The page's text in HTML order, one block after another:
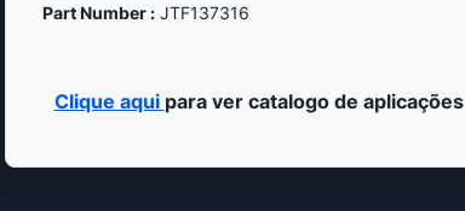
Part Number :JTF137316
Clique aqui para ver catalogo de aplicações